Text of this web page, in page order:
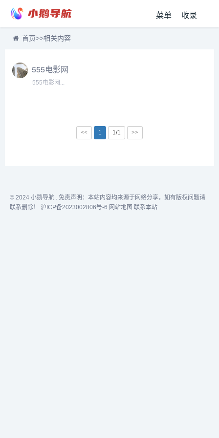
菜单 收录
首页>>相关内容
555电影网
555电影网...
<< 1 1/1 >>
© 2024 小鹅导航 . 免责声明：本站内容均来源于网络分享，如有版权问题请
联系删除！ 沪ICP备2023002806号-6 网站地图 联系本站